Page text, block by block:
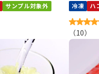
サンプル対象外
冷凍
ハ
（10）